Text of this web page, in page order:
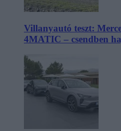
Villanyautó teszt:
4MATIC – csendben